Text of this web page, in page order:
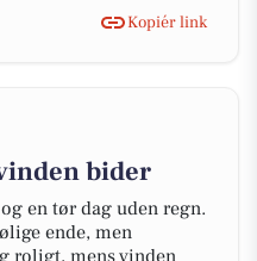
Kopiér link
bider
en tør dag uden regn.
ende, men
roligt, mens vinden